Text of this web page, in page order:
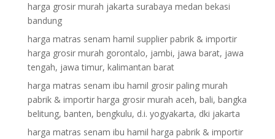
harga grosir murah jakarta surabaya medan bekasi
bandung
harga matras senam hamil supplier pabrik & importir
harga grosir murah gorontalo, jambi, jawa barat, jawa
tengah, jawa timur, kalimantan barat
harga matras senam ibu hamil grosir paling murah
pabrik & importir harga grosir murah aceh, bali, bangka
belitung, banten, bengkulu, d.i. yogyakarta, dki jakarta
harga matras senam ibu hamil harga pabrik & importir